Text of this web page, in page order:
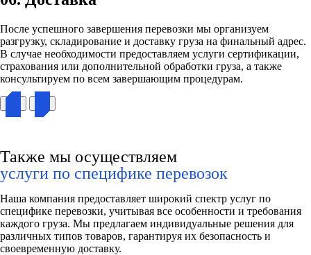
После успешного завершения перевозки мы организуем
разгрузку, складирование и доставку груза на финальный адрес.
В случае необходимости предоставляем услуги сертификации,
страхования или дополнительной обработки груза, а также
консультируем по всем завершающим процедурам.
Также мы осуществляем
услуги по специфике перевозок
Наша компания предоставляет широкий спектр услуг по
специфике перевозки, учитывая все особенности и требования
каждого груза. Мы предлагаем индивидуальные решения для
различных типов товаров, гарантируя их безопасность и
своевременную доставку.